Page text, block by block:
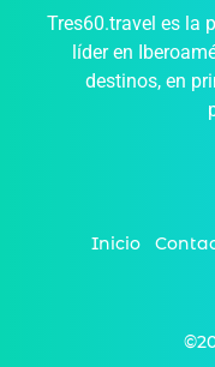
Tres60.travel es la
líder en
destinos, en
Inicio